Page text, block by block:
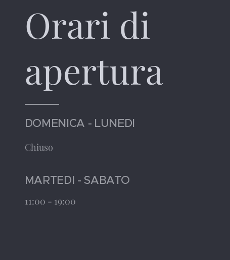
Orari di
apertura
DOMENICA - LUNEDI
Chiuso
MARTEDI - SABATO
11:00 - 19:00